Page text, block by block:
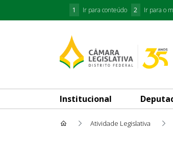
1 Ir para conteúdo 2 Ir para o
Institucional
Atividade Legislativa